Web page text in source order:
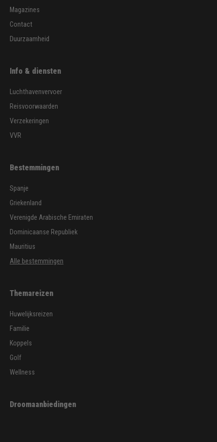
Magazines
Contact
Duurzaamheid
Info & diensten
Luchthavenvervoer
Reisvoorwaarden
Verzekeringen
VVR
Bestemmingen
Spanje
Griekenland
Verenigde Arabische Emiraten
Dominicaanse Republiek
Mauritius
Alle bestemmingen
Themareizen
Huwelijksreizen
Familie
Koppels
Golf
Wellness
Droomaanbiedingen